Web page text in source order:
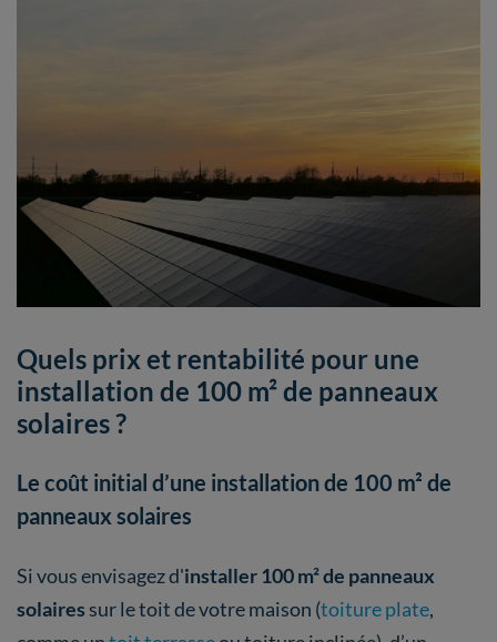
Quels prix et rentabilité pour une
installation de 100 m² de panneaux
solaires ?
Le coût initial d’une installation de 100 m² de
panneaux solaires
Si vous envisagez d'installer 100 m² de panneaux
solaires sur le toit de votre maison (toiture plate,